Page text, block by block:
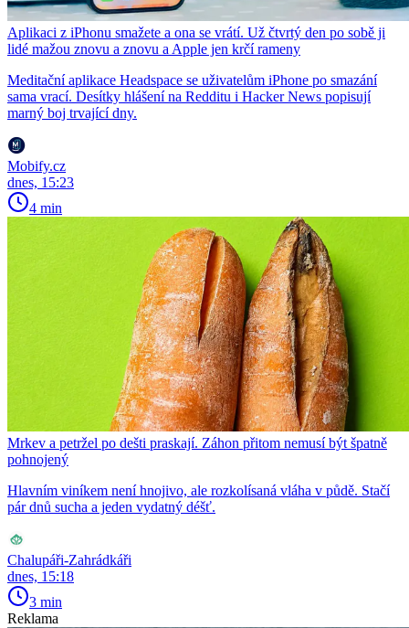
Aplikaci z iPhonu smažete a ona se vrátí. Už čtvrtý den po sobě ji
lidé mažou znovu a znovu a Apple jen krčí rameny
Meditační aplikace Headspace se uživatelům iPhone po smazání
sama vrací. Desítky hlášení na Redditu i Hacker News popisují
marný boj trvající dny.
Mobify.cz
dnes, 15:23
4 min
Mrkev a petržel po dešti praskají. Záhon přitom nemusí být špatně
pohnojený
Hlavním viníkem není hnojivo, ale rozkolísaná vláha v půdě. Stačí
pár dnů sucha a jeden vydatný déšť.
Chalupáři-Zahrádkáři
dnes, 15:18
3 min
Reklama